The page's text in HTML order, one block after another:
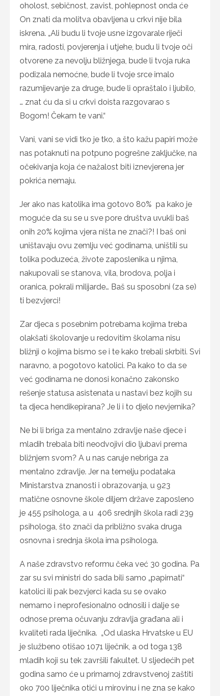
oholost, sebičnost, zavist, pohlepnost onda će
On znati da molitva obavljena u crkvi nije bila
iskrena. „Ali budu li tvoje usne izgovarale riječi
mira, radosti, povjerenja i utjehe, budu li tvoje oči
otvorene za nevolju bližnjega, bude li tvoja ruka
podizala nemoćne, bude li tvoje srce imalo
razumijevanje za druge, bude li opraštalo i ljubilo,
… znat ću da si u crkvi doista razgovarao s
Bogom! Čekam te vani.“
Vani, vani se vidi tko je tko, a što kažu papiri može
nas potaknuti na potpuno pogrešne zaključke, na
očekivanja koja će nažalost biti iznevjerena jer
pokrića nemaju.
Jer ako nas katolika ima gotovo 80% pa kako je
moguće da su se u sve pore društva uvukli baš
onih 20% kojima vjera ništa ne znači?! I baš oni
uništavaju ovu zemlju već godinama, uništili su
tolika poduzeća, živote zaposlenika u njima,
nakupovali se stanova, vila, brodova, polja i
oranica, pokrali milijarde… Baš su sposobni (za se)
ti bezvjerci!
Zar djeca s posebnim potrebama kojima treba
olakšati školovanje u redovitim školama nisu
bližnji o kojima bismo se i te kako trebali skrbiti. Svi
naravno, a pogotovo katolici. Pa kako to da se
već godinama ne donosi konačno zakonsko
rešenje statusa asistenata u nastavi bez kojih su
ta djeca hendikepirana? Je li i to djelo nevjernika?
Ne bi li briga za mentalno zdravlje naše djece i
mladih trebala biti neodvojivi dio ljubavi prema
bližnjem svom? A u nas caruje nebriga za
mentalno zdravlje. Jer na temelju podataka
Ministarstva znanosti i obrazovanja, u 923
matične osnovne škole diljem države zaposleno
je 455 psihologa, a u 406 srednjih škola radi 239
psihologa, što znači da približno svaka druga
osnovna i srednja škola ima psihologa.
A naše zdravstvo reformu čeka već 30 godina. Pa
zar su svi ministri do sada bili samo „papirnati“
katolici ili pak bezvjerci kada su se ovako
nemarno i neprofesionalno odnosili i dalje se
odnose prema očuvanju zdravlja građana ali i
kvaliteti rada liječnika. „Od ulaska Hrvatske u EU
je službeno otišao 1071 liječnik, a od toga 138
mladih koji su tek završili fakultet. U sljedećih pet
godina samo će u primarnoj zdravstvenoj zaštiti
oko 700 liječnika otići u mirovinu i ne zna se kako